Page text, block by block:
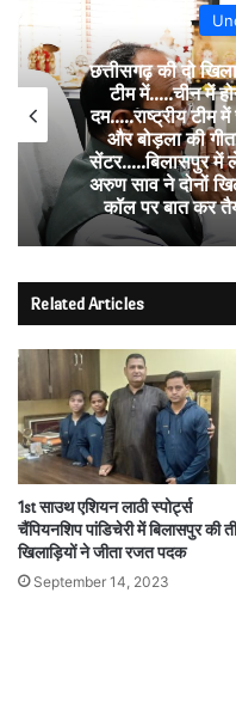
छत्तीसगढ़ की दो
टीम में…..चीन में
दम…..राष्ट्रीय टीम
और बोड़ला की
सेंटर…..बिलासपुर में
अरुण साव ने दोनों
कॉल पर बात कर
Related Articles
1st साउथ एशियन लाठी स्पोर्ट्स
चैंपियनशिप पांडिचेरी में बिलासपुर की
खिलाड़ियों ने जीता रजत पदक
September 14, 2023